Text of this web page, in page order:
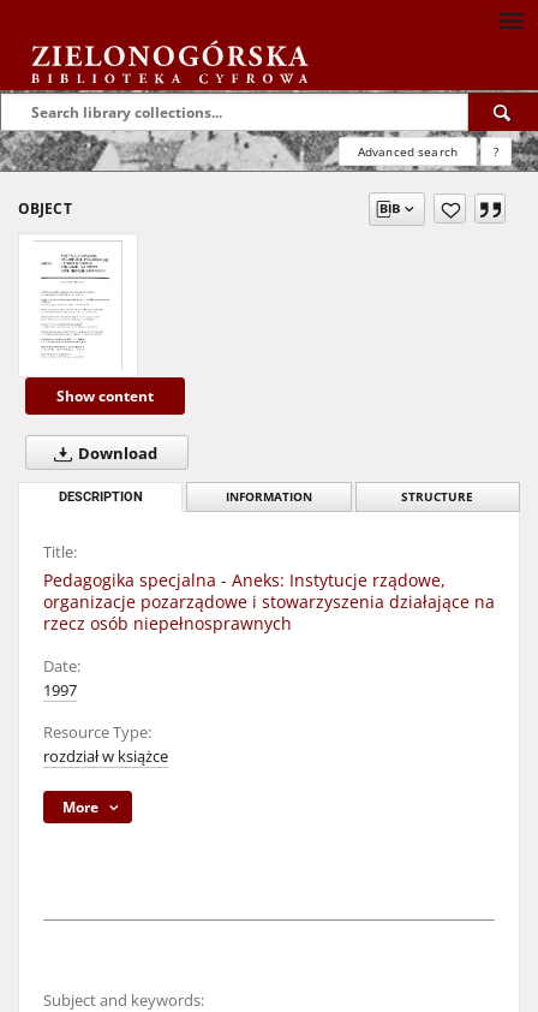
Advanced search ?
OBJECT
Show content
Download
DESCRIPTION INFORMATION STRUCTURE
Title:
Pedagogika specjalna - Aneks: Instytucje rządowe,
organizacje pozarządowe i stowarzyszenia działające na
rzecz osób niepełnosprawnych
Date:
1997
Resource Type:
rozdział w książce
More
Subject and keywords: